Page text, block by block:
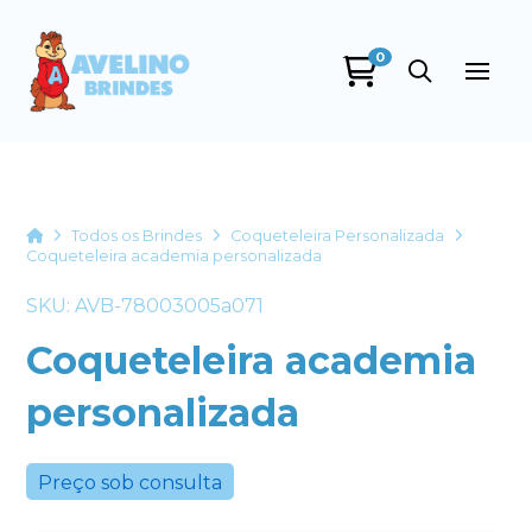
0
HomeTodos os Brindes
Coqueteleira Personalizada
Coqueteleira academia personalizada
SKU: AVB-78003005a071
Coqueteleira academia
personalizada
Preço sob consulta
+55